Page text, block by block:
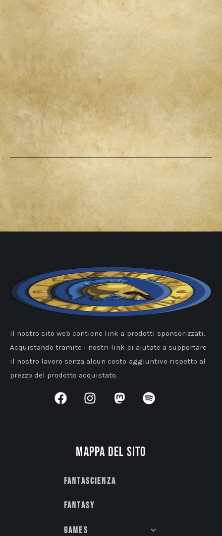
Il nostro sito web contiene link a prodotti sponsorizzati.
Acquistando tramite i nostri link ci aiutate a supportare
il nostro lavoro senza alcun costo aggiuntivo rispetto al
prezzo del prodotto acquistato.
Mappa del sito
Fantascienza
Fantasy
Games